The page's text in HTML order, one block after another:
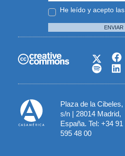
He leído y acepto las
ENVIAR
Plaza de la Cibeles,
s/n | 28014 Madrid,
España. Tel: +34 91
595 48 00